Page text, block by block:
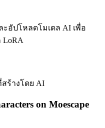
อัปโหลดโมเดล AI เพื่อ
LoRA
ร้างโดย AI
on Moescape